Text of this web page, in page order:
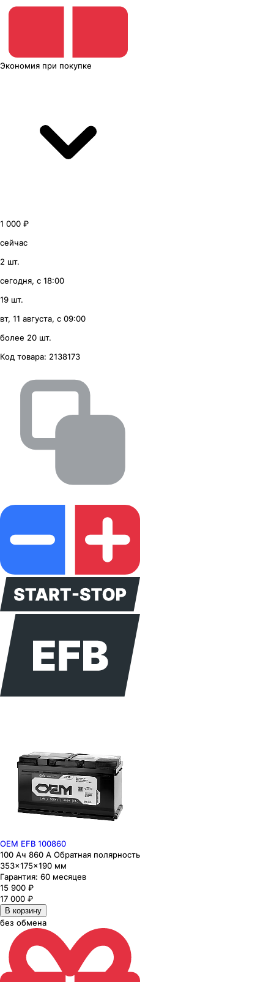
Экономия при покупке
1 000 ₽
сейчас
2 шт.
сегодня, с 18:00
19 шт.
вт, 11 августа, с 09:00
более 20 шт.
Код товара: 2138173
OEM EFB 100860
100 Ач 860 А Обратная полярность
353×175×190 мм
Гарантия: 60 месяцев
15 900 ₽
17 000 ₽
В корзину
без обмена